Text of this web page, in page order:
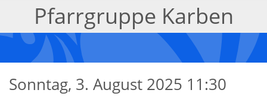
Pfarrgruppe Karben
Sonntag, 3. August 2025 11:30